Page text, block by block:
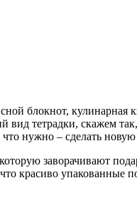
блокнот, кулинарная
вид тетрадки, скажем
нужно – сделать
заворачивают
красиво упакованные